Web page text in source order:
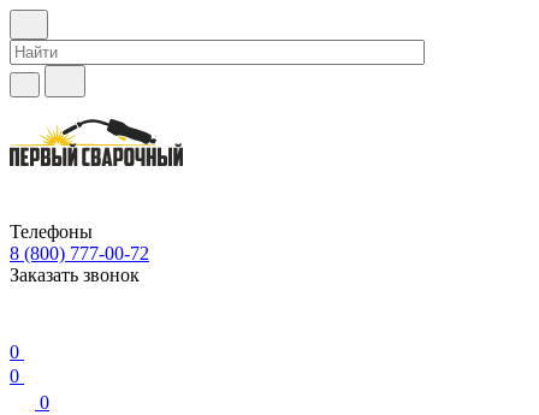
Телефоны
8 (800) 777-00-72
Заказать звонок
0
0
0